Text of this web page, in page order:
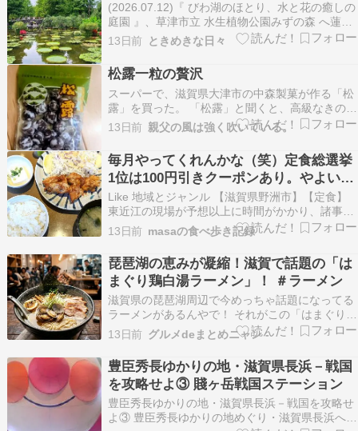
(2026.07.12)『 びわ湖のほとり、水と花の癒しの
庭園 』、草津市立 水生植物公園みずの森 へ蓮の
花を見に行って来ました。☆ 花影の池 ☆花籠と
水生植物を組み合わせた水生庭園。花とその水影
を楽しむことが出来ます。パラグアイオニバスの
葉はまだ少し小さめ。これからが見頃のよ…
13日前 ときめきな日々
松露一粒の贅沢
スーパーで、滋賀県大津市の中森製菓が作る「松
露」を買った。 「松露」と聞くと、高級なきのこ
を思い浮かべる人もいるだろうが、こちらは昔な
がらの素朴な豆菓子。 中森製菓は、この松露を長
く作り続けている菓子メーカーである。 袋を開け
ると、ころんと丸い姿が並んでいる。 その姿は派
手では…
13日前 親父の風は強く吹いている。
毎月やってくれんかな（笑）定食総選挙
1位は100円引きクーポンあり。やよい軒
の『から揚げ定食』
Like 地域とジャンル 【滋賀県野洲市】【定食】
東近江の現場が予想以上に時間がかかり、諸事情
で8号線経由で戻ることに。途中で遅めの昼飯を
とるためにこちらのお店へ入ることにしました。
入る前に何にするかアプリを見ながら […]
13日前 masaの食べ歩き記録
琵琶湖の恵みが凝縮！滋賀で話題の「は
まぐり鶏白湯ラーメン」！ ＃ラーメン
滋賀県の琵琶湖周辺で今めっちゃ話題になってる
ラーメンがあるんやで！ それがこの「はまぐり鶏
白湯ラーメン」！濃厚な鶏白湯スープに、はまぐ
りの上品なお出汁が合わさって、めちゃくちゃ奥
深いダブルスープに仕上がってるんや。はまぐり
の身もプリプリで、飲み干したくなる一杯やわ。
滋賀に遊びに行…
13日前 グルメdeまとめニャン -
豊臣秀長ゆかりの地・滋賀県長浜－戦国
を攻略せよ③ 賤ヶ岳戦国ステーション
豊臣秀長ゆかりの地・滋賀県長浜－戦国を攻略せ
よ③ 豊臣秀長ゆかりの地めぐり・滋賀県長浜へ日